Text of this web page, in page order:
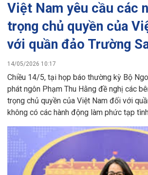
Việt Nam yêu cầu các
trọng chủ quyền của
với quần đảo Trường
14/05/2026 10:17
Chiều 14/5, tại họp báo thường kỳ Bộ
phát ngôn Phạm Thu Hằng đề nghị các
trọng chủ quyền của Việt Nam đối với
không có các hành động làm phức tạp